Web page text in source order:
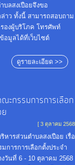
บลสงเปือยจึงขอ
าว ทั้งนี้ สามารถสอบถาม
องผู้บริโภค โทรศัพท์
อมูลได้ที่เว็บไซต์
ดูรายละเอียด >>
ะกรรมการการเลือก
[ 3 ตุลาคม
หารส่วนตำบลสงเปือย เรื่
การการเลือกตั้งประจำ
วันที่ 6 - 10 ตุลาคม 2568